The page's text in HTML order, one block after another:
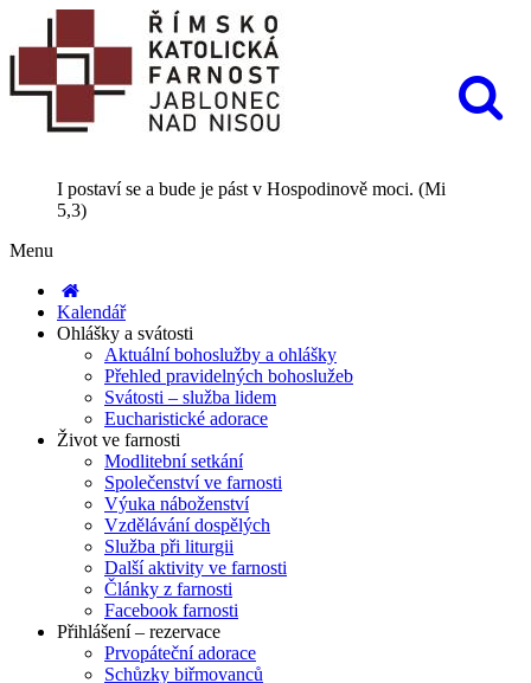
I postaví se a bude je pást v Hospodinově moci. (Mi
5,3)
Menu
Kalendář
Ohlášky a svátosti
Aktuální bohoslužby a ohlášky
Přehled pravidelných bohoslužeb
Svátosti – služba lidem
Eucharistické adorace
Život ve farnosti
Modlitební setkání
Společenství ve farnosti
Výuka náboženství
Vzdělávání dospělých
Služba při liturgii
Další aktivity ve farnosti
Články z farnosti
Facebook farnosti
Přihlášení – rezervace
Prvopáteční adorace
Schůzky biřmovanců